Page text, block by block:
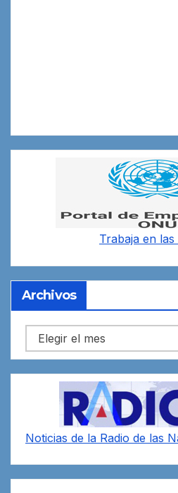
Trabaja en las
Archivos
Archivos
Noticias de la Radio de las